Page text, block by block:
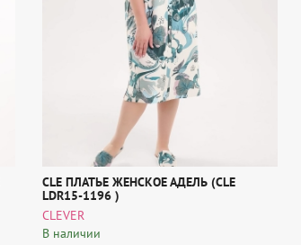
CLE ПЛАТЬЕ ЖЕНСКОЕ АДЕЛЬ (CLE
LDR15-1196 )
CLEVER
В наличии